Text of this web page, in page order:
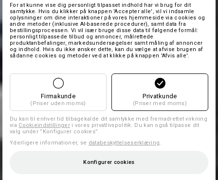
For at kunne vise dig personligt tilpasset indhold har vi brug for dit
samtykke. Hvis du klikker på knappen 'Accepter alle', vil vi indsamle
oplysninger om dine interaktioner på vores hjemmeside via cookies og
andre metoder (inklusive AI-baserede procedurer), samt data fra
bestillingsprocessen. Vi vil især bruge disse data til følgende formål:
personligt tilpassede tilbud og annoncer, målrettede
produktanbefalinger, markedsundersøgelser samt måling af annoncer
og indhold. Hvis du ikke ønsker dette, kan du vælge at afvise brugen af
sådanne cookies og metoder ved at klikke på knappen 'Afvis alle'.
Firmakunde
(Priser uden moms)
Privatkunde
(Priser med moms)
Du kan til enhver tid tilbagekalde dit samtykke med fremadrettet virkning
via Cookieindstillingeri vores privatlivspolitik. Du kan også tilpasse dit
valg under ”Konfigurer cookies”.
Yderligere informationer, se databeskyttelseserklæring.
Konfigurer cookies